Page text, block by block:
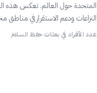
المتحدة حول العالم. تعكس هذه
النزاعات ودعم الاستقرار في مناطق
عدد الأفراد في بعثات حفظ السلام